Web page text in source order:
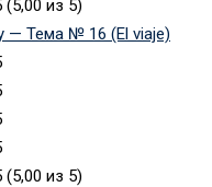
(5,00 из 5)
— Тема № 16 (El viaje)
(5,00 из 5)